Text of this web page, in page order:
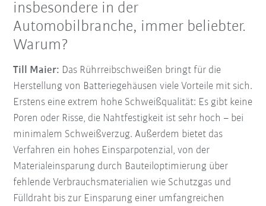
insbesondere in der
Automobilbranche, immer beliebter.
Warum?
Till Maier: Das Rührreibschweißen bringt für die
Herstellung von Batteriegehäusen viele Vorteile mit sich.
Erstens eine extrem hohe Schweißqualität: Es gibt keine
Poren oder Risse, die Nahtfestigkeit ist sehr hoch – bei
minimalem Schweißverzug. Außerdem bietet das
Verfahren ein hohes Einsparpotenzial, von der
Materialeinsparung durch Bauteiloptimierung über
fehlende Verbrauchsmaterialien wie Schutzgas und
Fülldraht bis zur Einsparung einer umfangreichen